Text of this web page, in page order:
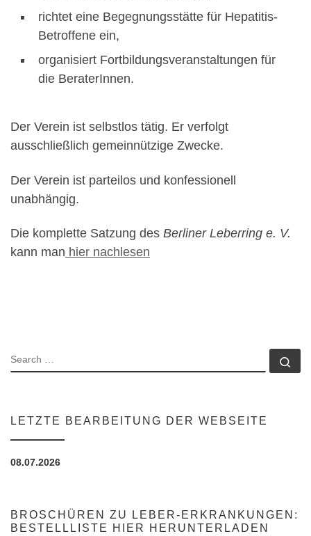
richtet eine Begegnungsstätte für Hepatitis-
Betroffene ein,
organisiert Fortbildungsveranstaltungen für
die BeraterInnen.
Der Verein ist selbstlos tätig. Er verfolgt
ausschließlich gemeinnützige Zwecke.
Der Verein ist parteilos und konfessionell
unabhängig.
Die komplette Satzung des Berliner Leberring e. V.
kann man hier nachlesen
SEARCH
LETZTE BEARBEITUNG DER WEBSEITE
08.07.2026
BROSCHÜREN ZU LEBER-ERKRANKUNGEN:
BESTELLLISTE HIER HERUNTERLADEN